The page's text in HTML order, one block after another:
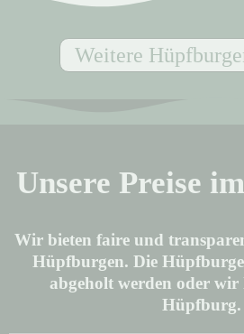
Weitere
Unsere Preise
Wir bieten faire und
Hüpfburgen. Die
abgeholt werden oder wir
Hüpfburg.